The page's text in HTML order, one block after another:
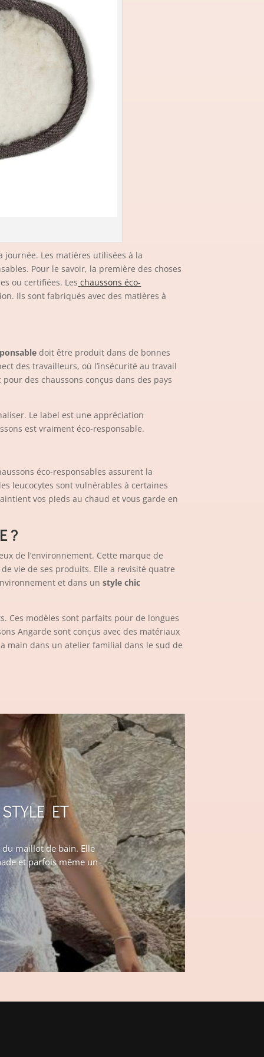
journée. Les matières utilisées à la
Pour le savoir, la première des choses
ou certifiées. Les chaussons éco-
Ils sont fabriqués avec des matières à
doit être produit dans de bonnes
des travailleurs, où l’insécurité au travail
des chaussons conçus dans des pays
Le label est une appréciation
est vraiment éco-responsable.
éco-responsables assurent la
leucocytes sont vulnérables à certaines
vos pieds au chaud et vous garde en
?
de l’environnement. Cette marque de
vie de ses produits. Elle a revisité quatre
et dans unstyle chic
Ces modèles sont parfaits pour de longues
Angarde sont conçus avec des matériaux
main dans un atelier familial dans le sud de
ET
du maillot de bain. Elle
et parfois même un